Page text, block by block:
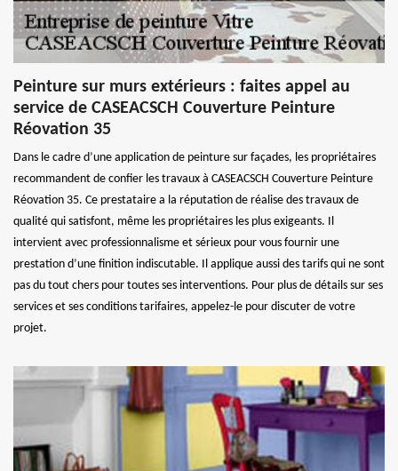
Peinture sur murs extérieurs : faites appel au
service de CASEACSCH Couverture Peinture
Réovation 35
Dans le cadre d’une application de peinture sur façades, les propriétaires
recommandent de confier les travaux à CASEACSCH Couverture Peinture
Réovation 35. Ce prestataire a la réputation de réalise des travaux de
qualité qui satisfont, même les propriétaires les plus exigeants. Il
intervient avec professionnalisme et sérieux pour vous fournir une
prestation d’une finition indiscutable. Il applique aussi des tarifs qui ne sont
pas du tout chers pour toutes ses interventions. Pour plus de détails sur ses
services et ses conditions tarifaires, appelez-le pour discuter de votre
projet.